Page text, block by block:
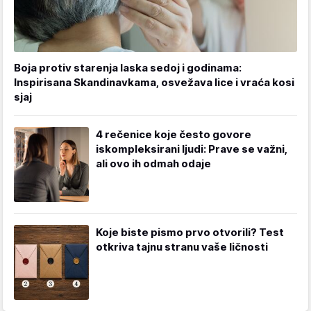
Boja protiv starenja laska sedoj i godinama:
Inspirisana Skandinavkama, osvežava lice i vraća kosi
sjaj
4 rečenice koje često govore
iskompleksirani ljudi: Prave se važni,
ali ovo ih odmah odaje
Koje biste pismo prvo otvorili? Test
otkriva tajnu stranu vaše ličnosti